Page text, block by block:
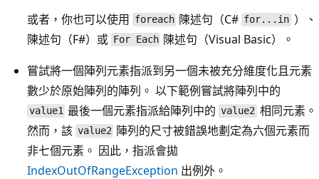
或者，你也可以使用 foreach 陳述句（C# for...in ）、
陳述句（F#）或 For Each 陳述句（Visual Basic）。
嘗試將一個陣列元素指派到另一個未被充分維度化且元素
數少於原始陣列的陣列。 以下範例嘗試將陣列中的
value1 最後一個元素指派給陣列中的 value2 相同元素。
然而，該 value2 陣列的尺寸被錯誤地劃定為六個元素而
非七個元素。 因此，指派會拋
IndexOutOfRangeException 出例外。